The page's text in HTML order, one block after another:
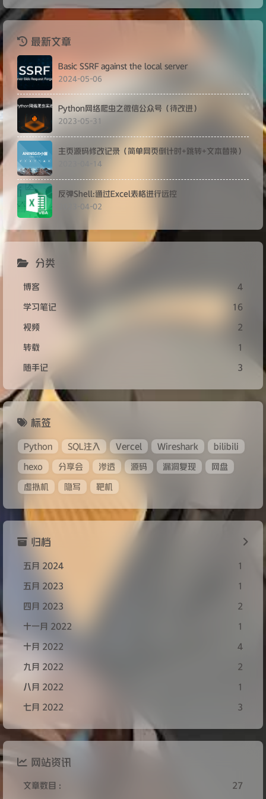
最新文章
Basic SSRF against the local server
2024-05-06
Python网络爬虫之微信公众号（待改进）
2023-05-31
主页源码修改记录（简单网页倒计时+跳转+文本替换）
2023-04-14
反弹Shell:通过Excel表格进行远控
2023-04-02
分类
博客
4
学习笔记
16
视频
2
转载
1
随手记
3
标签
Python SQL注入 Vercel Wireshark
bilibili
hexo
分享会 渗透 源码 漏洞复现
网盘
虚拟机
隐写 靶机
归档
五月 2024
1
五月 2023
1
四月 2023
2
十一月 2022
1
十月 2022
4
九月 2022
2
八月 2022
1
七月 2022
3
网站资讯
文章数目 :
27